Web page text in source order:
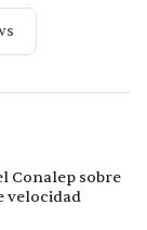
Conalep sobre
velocidad